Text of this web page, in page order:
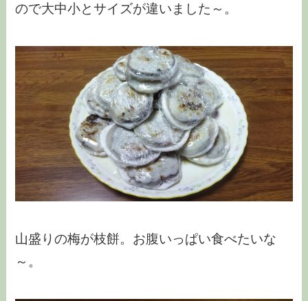
ので大中小とサイズが違いました～。
山盛りの梅が枝餅。お腹いっぱい食べたいな
～。